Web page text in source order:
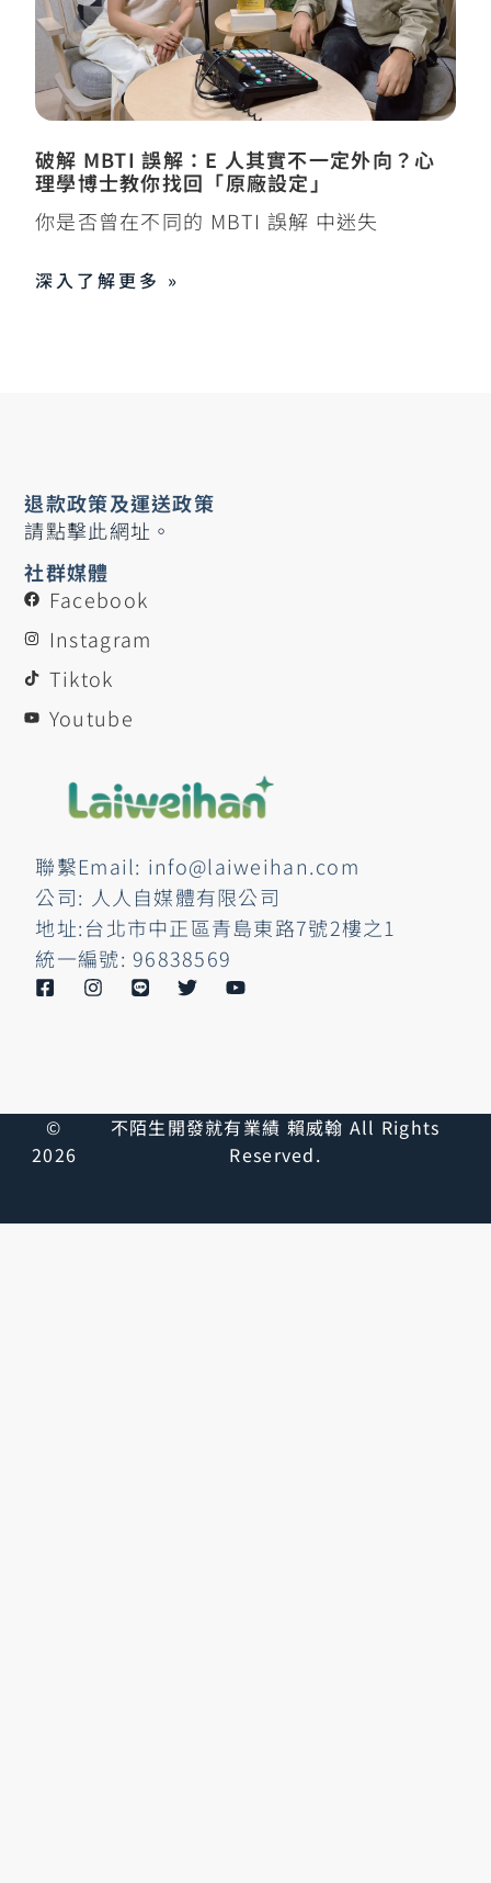
破解 MBTI 誤解：E 人其實不一定外向？心
理學博士教你找回「原廠設定」
你是否曾在不同的 MBTI 誤解 中迷失
深入了解更多 »
聯繫Email: info@laiweihan.com
公司: 人人自媒體有限公司
地址:台北市中正區青島東路7號2樓之1
統一編號: 96838569
社群媒體
Facebook
Instagram
Tiktok
Youtube
退款政策及運送政策
請點擊此網址。
©
2026
不陌生開發就有業績 賴威翰 All Rights
Reserved.